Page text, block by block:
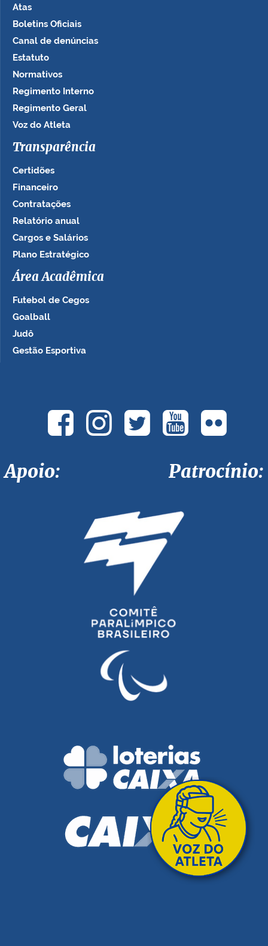
Atas
Boletins Oficiais
Canal de denúncias
Estatuto
Normativos
Regimento Interno
Regimento Geral
Voz do Atleta
Transparência
Certidões
Financeiro
Contratações
Relatório anual
Cargos e Salários
Plano Estratégico
Área Acadêmica
Futebol de Cegos
Goalball
Judô
Gestão Esportiva
Apoio: Patrocínio: